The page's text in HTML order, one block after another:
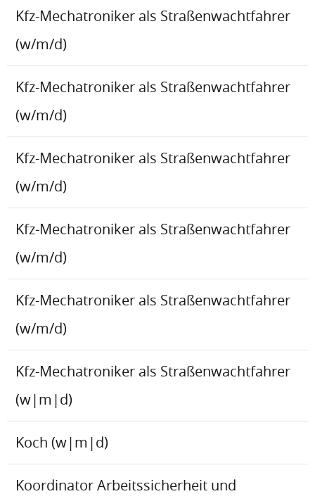
Kfz-Mechatroniker als Straßenwachtfahrer
(w/m/d)
Kfz-Mechatroniker als Straßenwachtfahrer
(w/m/d)
Kfz-Mechatroniker als Straßenwachtfahrer
(w/m/d)
Kfz-Mechatroniker als Straßenwachtfahrer
(w/m/d)
Kfz-Mechatroniker als Straßenwachtfahrer
(w/m/d)
Kfz-Mechatroniker als Straßenwachtfahrer
(w|m|d)
Koch (w|m|d)
Koordinator Arbeitssicherheit und